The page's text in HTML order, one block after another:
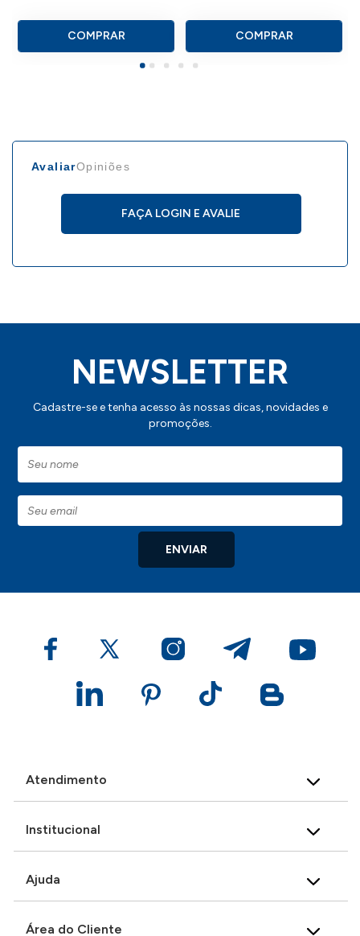
COMPRAR COMPRAR
AvaliarOpiniões
FAÇA LOGIN E AVALIE
NEWSLETTER
Cadastre-se e tenha acesso às nossas dicas, novidades e
promoções.
ENVIAR
Atendimento
Institucional
Ajuda
Área do Cliente